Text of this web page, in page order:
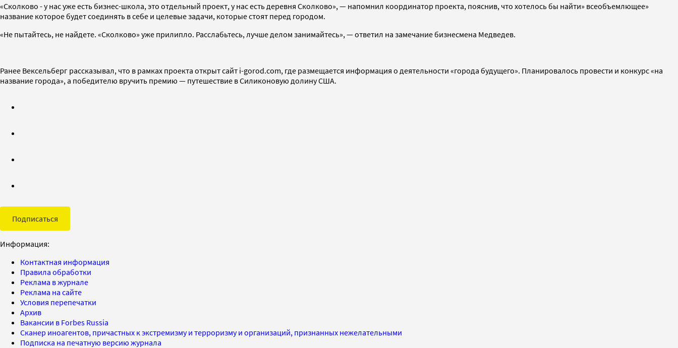
«Сколково - у нас уже есть бизнес-школа, это отдельный проект, у нас есть деревня Сколково», — напомнил координатор проекта, пояснив, что хотелось бы найти» всеобъемлющее»
название которое будет соединять в себе и целевые задачи, которые стоят перед городом.
«Не пытайтесь, не найдете. «Сколково» уже прилипло. Расслабьтесь, лучше делом занимайтесь», — ответил на замечание бизнесмена Медведев.
Ранее Вексельберг рассказывал, что в рамках проекта открыт сайт i-gorod.com, где размещается информация о деятельности «города будущего». Планировалось провести и конкурс «на
название города», а победителю вручить премию — путешествие в Силиконовую долину США.
Подписаться
Информация:
Контактная информация
Правила обработки
Реклама в журнале
Реклама на сайте
Условия перепечатки
Архив
Вакансии в Forbes Russia
Сканер иноагентов, причастных к экстремизму и терроризму и организаций, признанных нежелательными
Подписка на печатную версию журнала